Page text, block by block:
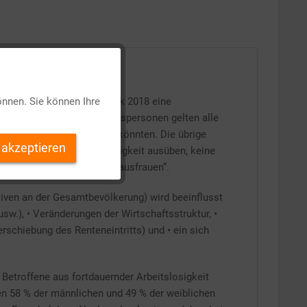
hatte die Bundesrepublik 2018 eine
. Als Erwerbspersonen gelten alle
Tätigkeit aufnehmen könnten. Die übrige
die keine Erwerbstätigkeit ausüben, keine
Kindern oder „Nur-Hausfrauen“.
an der Gesamtbevölkerung) wird beeinflusst
• Veränderungen der Wirtschaftsstruktur, •
des Renteneintritts) und • ein sich
aus fortdauernder Arbeitslosigkeit
58 % der männlichen und 49 % der weiblichen
Inaktiv
Inaktiv
Inaktiv
Sie können Ihre